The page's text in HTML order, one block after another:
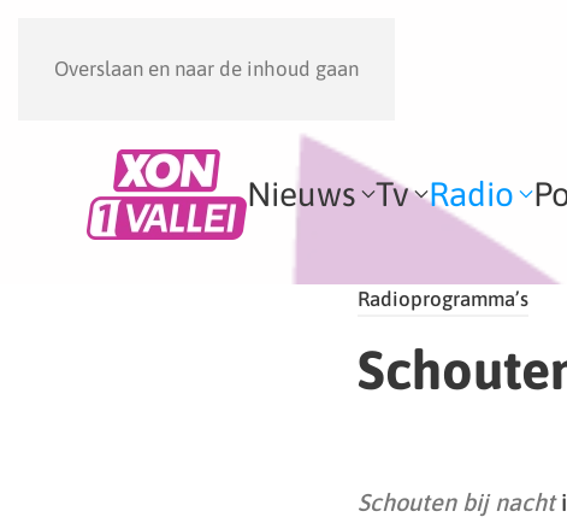
Overslaan en naar de inhoud gaan
Nieuws Tv Radio
Radioprogramma’s
Schouten bij nacht